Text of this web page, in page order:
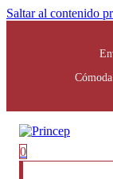
Saltar al contenido
0